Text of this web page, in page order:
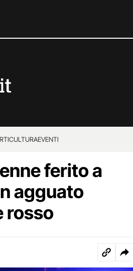
CULTURAEVENTI
ferito a
agguato
rosso